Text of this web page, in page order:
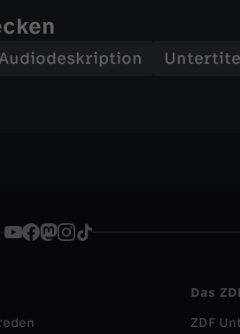
Das
ZDF